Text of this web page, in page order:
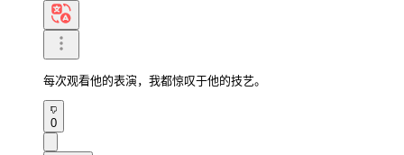
每次观看他的表演，我都惊叹于他的技艺。
0